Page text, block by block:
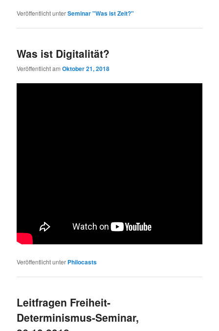
Veröffentlicht unterSeminar "Was ist Zeit?"
Was ist Digitalität?
Veröffentlicht amOktober 21, 2018
Veröffentlicht unter Philocasts
Leitfragen Freiheit-
Determinismus-Seminar,